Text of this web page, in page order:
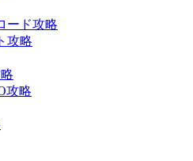
ード攻略
攻略
攻略